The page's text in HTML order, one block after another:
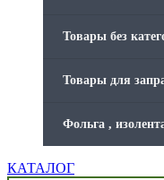
Товары без
Товары для
Фольга ,
КАТАЛОГ